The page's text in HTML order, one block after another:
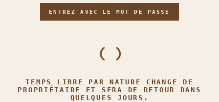
ENTREZ AVEC LE MOT DE PASSE
TEMPS LIBRE PAR NATURE CHANGE DE
PROPRIÉTAIRE ET SERA DE RETOUR DANS
QUELQUES JOURS.